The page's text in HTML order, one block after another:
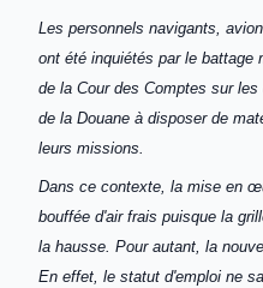
Les personnels navigants,
ont été inquiétés par le battage
de la Cour des Comptes sur
de la Douane à disposer de
leurs missions.
Dans ce contexte, la mise en
bouffée d'air frais puisque la
la hausse. Pour autant, la
En effet, le statut d'emploi ne